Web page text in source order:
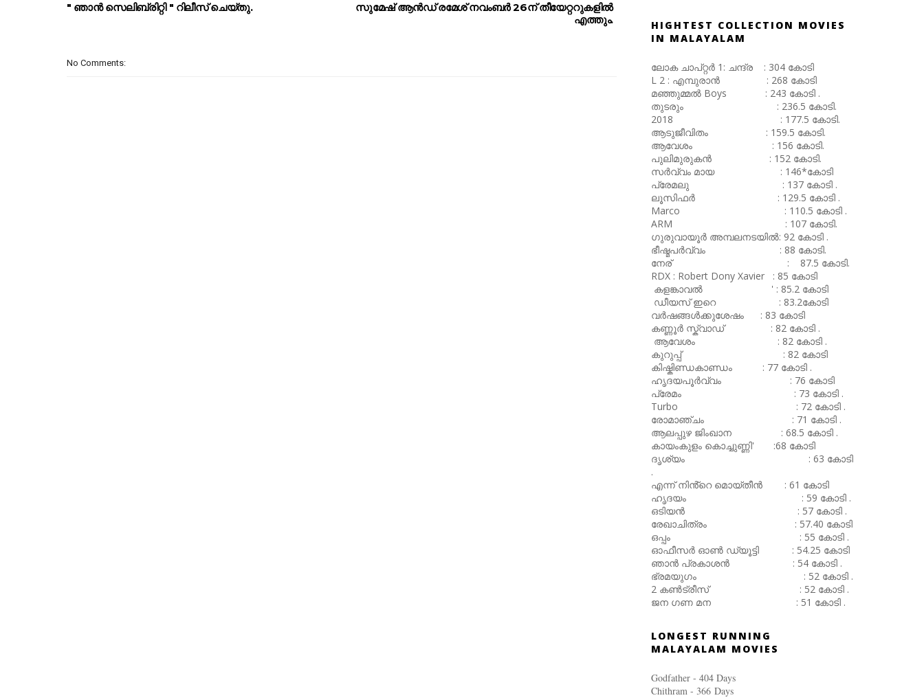
സുമേഷ് ആൻഡ് രമേശ് നവംബർ 26ന് തീയേറ്ററുകളിൽ
എത്തും.
" ഞാൻ സെലിബ്രിറ്റി " റിലീസ് ചെയ്തു.
No Comments:
HIGHTEST COLLECTION MOVIES
IN MALAYALAM
ലോക ചാപ്റ്റർ 1: ചന്ദ്ര : 304 കോടി
L 2 : എമ്പുരാൻ : 268 കോടി
മഞ്ഞുമ്മൽ Boys : 243 കോടി .
തുടരും : 236.5 കോടി.
2018 : 177.5 കോടി.
ആടുജീവിതം : 159.5 കോടി.
ആവേശം : 156 കോടി.
പുലിമുരുകൻ : 152 കോടി.
സർവ്വം മായ : 146*കോടി
പ്രേമലു : 137 കോടി .
ലൂസിഫർ : 129.5 കോടി .
Marco : 110.5 കോടി .
ARM : 107 കോടി.
ഗുരുവായൂർ അമ്പലനടയിൽ: 92 കോടി .
ഭീഷ്മപർവ്വം : 88 കോടി.
നേര് : 87.5 കോടി.
RDX : Robert Dony Xavier : 85 കോടി
കളങ്കാവൽ ' : 85.2 കോടി
ഡീയസ് ഇറെ : 83.2കോടി
വർഷങ്ങൾക്കുശേഷം : 83 കോടി
കണ്ണൂർ സ്ക്വാഡ് : 82 കോടി .
ആവേശം : 82 കോടി .
കുറുപ്പ് : 82 കോടി
കിഷ്കിണ്ഡകാണ്ഡം : 77 കോടി .
ഹൃദയപൂർവ്വം : 76 കോടി
പ്രേമം : 73 കോടി .
Turbo : 72 കോടി .
രോമാഞ്ചം : 71 കോടി .
ആലപ്പുഴ ജിംഖാന : 68.5 കോടി .
കായംകുളം കൊച്ചുണ്ണി' :68 കോടി
ദൃശ്യം : 63 കോടി
.
എന്ന് നിൻ്റെ മൊയ്തീൻ : 61 കോടി
ഹൃദയം : 59 കോടി .
ഒടിയൻ : 57 കോടി .
രേഖാചിത്രം : 57.40 കോടി
ഒപ്പം : 55 കോടി .
ഓഫീസർ ഓൺ ഡ്യൂട്ടി : 54.25 കോടി
ഞാൻ പ്രകാശൻ : 54 കോടി .
ഭ്രമയുഗം : 52 കോടി .
2 കൺട്രീസ് : 52 കോടി .
ജന ഗണ മന : 51 കോടി .
LONGEST RUNNING
MALAYALAM MOVIES
Godfather - 404 Days
Chithram - 366 Days